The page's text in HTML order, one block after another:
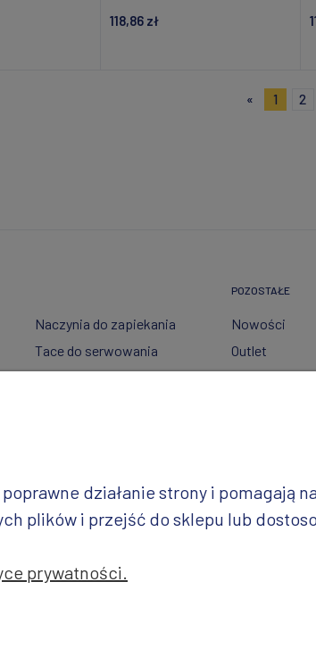
118,86 zł
« 1 2
Naczynia do zapiekania
Tace do serwowania
Wazy
POZOSTAŁE
Nowości
Outlet
i realizacja:
działanie strony i pomagają
plików i przejść do sklepu lub
prywatności.